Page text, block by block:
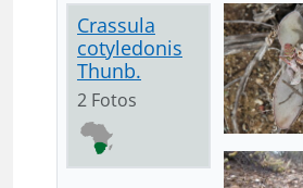
Crassula
cotyledonis
Thunb.
2 Fotos